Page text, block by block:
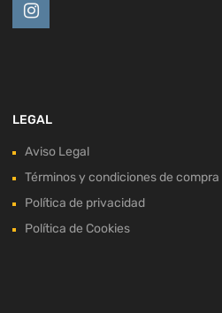
LEGAL
Aviso Legal
Términos y condiciones de compra
Política de privacidad
Política de Cookies